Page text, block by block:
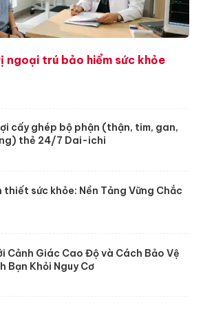
ngoại trú bảo hiểm sức khỏe
cấy ghép bộ phận (thận, tim, gan,
thẻ 24/7 Dai-ichi
thiết sức khỏe: Nền Tảng Vững Chắc
Cảnh Giác Cao Độ và Cách Bảo Vệ
Bạn Khỏi Nguy Cơ